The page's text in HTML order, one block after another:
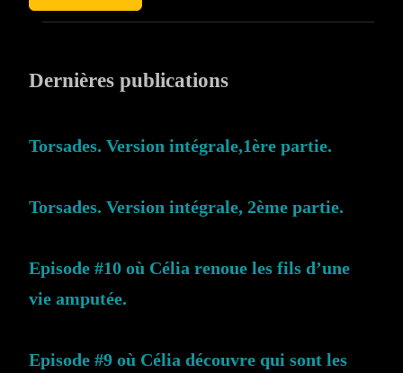
Dernières publications
Torsades. Version intégrale,1ère partie.
Torsades. Version intégrale, 2ème partie.
Episode #10 où Célia renoue les fils d’une
vie amputée.
Episode #9 où Célia découvre qui sont les